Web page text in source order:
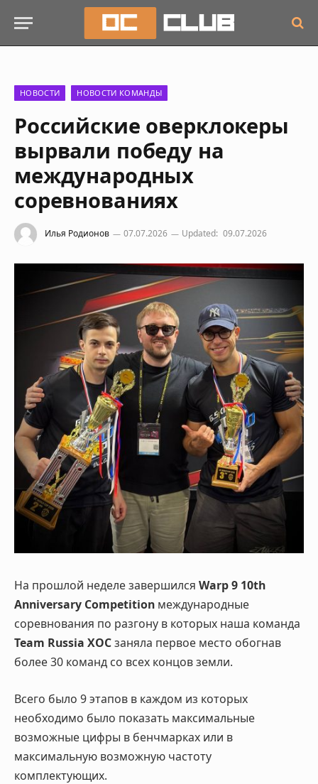
НОВОСТИ НОВОСТИ КОМАНДЫ
Российские оверклокеры
вырвали победу на
международных
соревнованиях
Илья Родионов 07.07.2026 Updated: 09.07.2026
На прошлой неделе завершился Warp 9 10th
Anniversary Competition международные
соревнования по разгону в которых наша команда
Team Russia XOCзаняла первое место обогнав
более 30 команд со всех концов земли.
Всего было 9 этапов в каждом из которых
необходимо было показать максимальные
возможные цифры в бенчмарках или в
максимальную возможную частоту
комплектующих.